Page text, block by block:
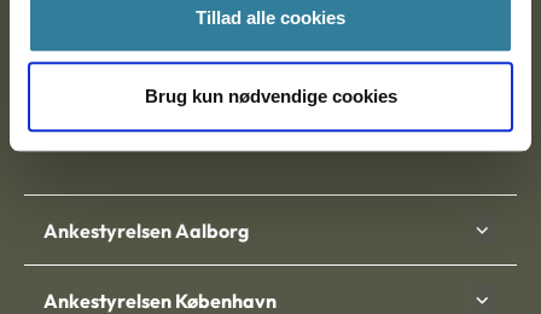
Tillad alle cookies
Brug kun nødvendige cookies
Postadresse:
Nytorv 7, 2. sal
9000 Aalborg
Ankestyrelsen Aalborg
Ankestyrelsen København